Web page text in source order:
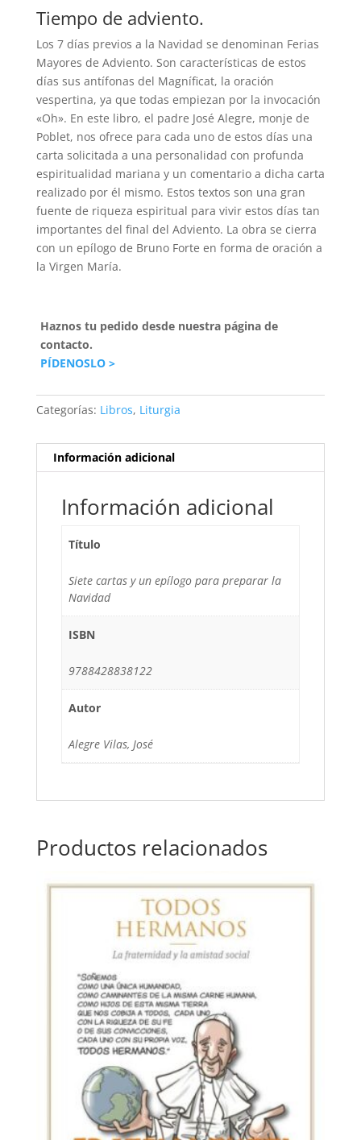
Tiempo de adviento.
Los 7 días previos a la Navidad se denominan Ferias
Mayores de Adviento. Son características de estos
días sus antífonas del Magníficat, la oración
vespertina, ya que todas empiezan por la invocación
«Oh». En este libro, el padre José Alegre, monje de
Poblet, nos ofrece para cada uno de estos días una
carta solicitada a una personalidad con profunda
espiritualidad mariana y un comentario a dicha carta
realizado por él mismo. Estos textos son una gran
fuente de riqueza espiritual para vivir estos días tan
importantes del final del Adviento. La obra se cierra
con un epílogo de Bruno Forte en forma de oración a
la Virgen María.
Haznos tu pedido desde nuestra página de
contacto.
PÍDENOSLO >
Categorías: Libros, Liturgia
Información adicional
Información adicional
Título
Siete cartas y un epílogo para preparar la
Navidad
ISBN
9788428838122
Autor
Alegre Vilas, José
Productos relacionados